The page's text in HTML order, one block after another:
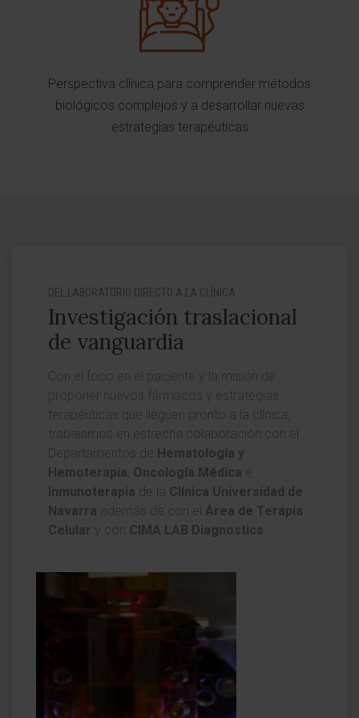
Perspectiva clínica para comprender métodos
biológicos complejos y a desarrollar nuevas
estrategias terapéuticas
DEL LABORATORIO DIRECTO A LA CLÍNICA
Investigación traslacional
de vanguardia
Con el foco en el paciente y la misión de
proponer nuevos fármacos y estrategias
terapéuticas que lleguen pronto a la clínica,
trabajamos en estrecha colaboración con el
Departamentos de Hematología y
Hemoterapia, Oncología Médica e
Inmunoterapia de la Clínica Universidad de
Navarra
además de con el Área de Terapia
Celular y con CIMA LAB Diagnostics